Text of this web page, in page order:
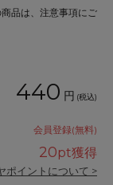
は、注意事項にご
440 円 (税込)
会員登録(無料)
20pt獲得
ポイントについて >